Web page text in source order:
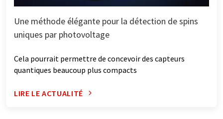
Une méthode élégante pour la détection de spins
uniques par photovoltage
Cela pourrait permettre de concevoir des capteurs
quantiques beaucoup plus compacts
LIRE LE ACTUALITÉ